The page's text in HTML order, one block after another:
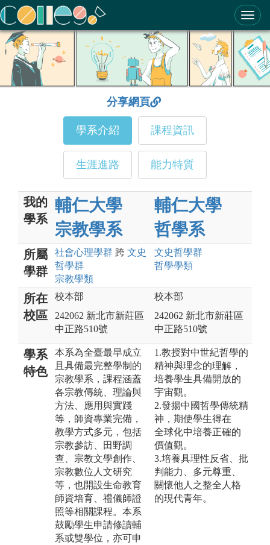
ColleGo! 大學選才與高中育才輔助系統
分享網頁
學系介紹 課程資訊
生涯進路 能力特質
我的
學系
輔仁大學
宗教學系
輔仁大學
哲學系
所屬
學群
社會心理學群 跨 文史
哲學群
宗教學類
文史哲學群
哲學學類
所在
校區
校本部
242062 新北市新莊區
中正路510號
校本部
242062 新北市新莊區
中正路510號
學系
特色
本系為全臺最早成立
且具備最完整學制的
宗教學系，課程涵蓋
各宗教傳統、理論與
方法、應用與實踐
等，師資專業完備，
教學方式多元，包括
宗教參訪、田野調
查、宗教文學創作、
宗教數位人文研究
等，也開設生命教育
師資培育、禮儀師證
照等相關課程。本系
鼓勵學生申請修讀輔
系或雙學位，亦可申
1.教授對中世紀哲學的
精神與理念的理解，
培養學生具備開放的
宇宙觀。
2.發揚中國哲學傳統精
神，期使學生得在
全球化中培養正確的
價值觀。
3.培養具理性反省、批
判能力、多元尊重、
關懷他人之整全人格
的現代青年。